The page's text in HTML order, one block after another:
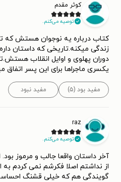
کوثر مقدم
توصیه می‌کنم.
کتاب درباره یه نوجوان هستش که
زندگی میکنه.تاریخی که داستان
دوران پهلوی و اوایل انقلاب
یکسری ماجراها برای این پسر
مفید بود (۵) مفید نبود
raz
توصیه می‌کنم.
آخر داستان واقعا جالب و مرموز
از نداشتم اصلا فکرشم نمی کردم به
گویندگی هم که خیلی قشنگ